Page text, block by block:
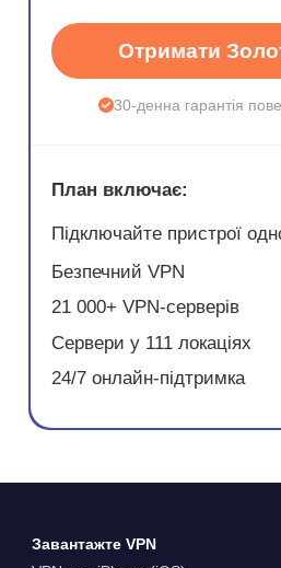
Отримати
30-денна гарантія
План включає:
Підключайте пристрої
Безпечний VPN
21 000+ VPN-серверів
Сервери у 111 локаціях
24/7 онлайн-підтримка
Завантажте VPN